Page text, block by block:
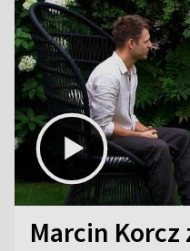
Marcin Korcz